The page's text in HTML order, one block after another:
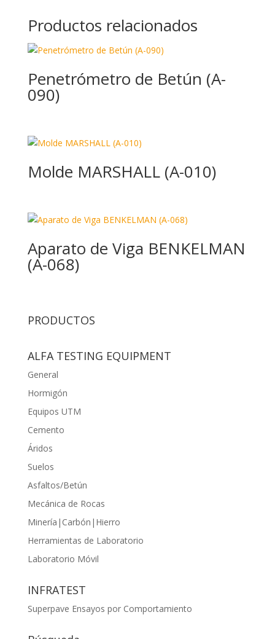
Productos relacionados
Penetrómetro de Betún (A-
090)
Molde MARSHALL (A-010)
Aparato de Viga BENKELMAN
(A-068)
PRODUCTOS
ALFA TESTING EQUIPMENT
General
Hormigón
Equipos UTM
Cemento
Áridos
Suelos
Asfaltos/Betún
Mecánica de Rocas
Minería|Carbón|Hierro
Herramientas de Laboratorio
Laboratorio Móvil
INFRATEST
Superpave Ensayos por Comportamiento